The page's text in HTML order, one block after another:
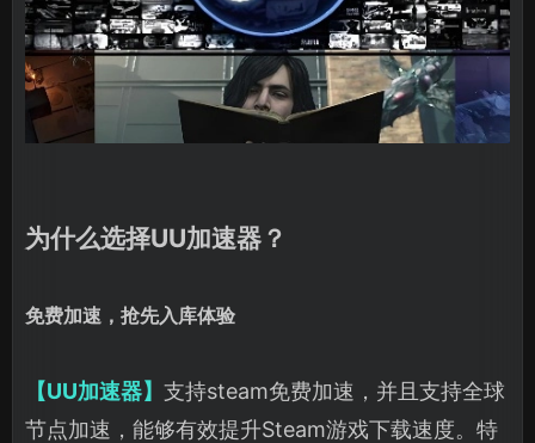
为什么选择UU加速器？
免费加速，抢先入库体验
【UU加速器】 支持steam免费加速，并且支持全球
节点加速，能够有效提升Steam游戏下载速度。特